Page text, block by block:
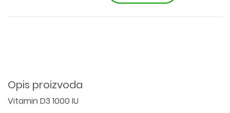
Opis proizvoda
Vitamin D3 1000 IU